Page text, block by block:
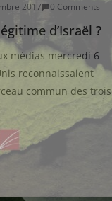
2017 0 Comments
d’Israël ?
médias mercredi 6
reconnaissaient
commun des trois